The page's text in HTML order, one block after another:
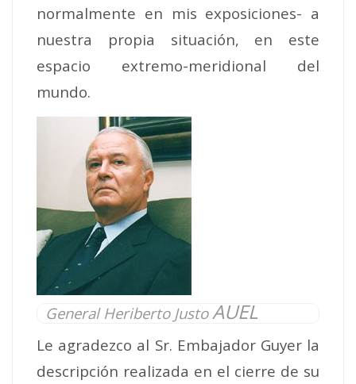
normalmente en mis exposiciones- a
nuestra propia situación, en este
espacio extremo-meridional del
mundo.
General Heriberto JustoAUEL
Le agradezco al Sr. Embajador Guyer la
descripción realizada en el cierre de su